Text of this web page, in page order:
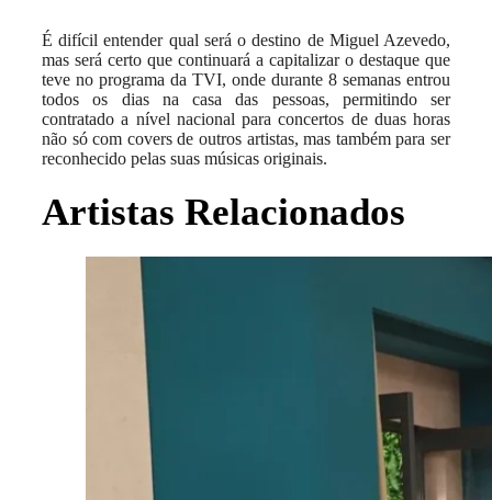
É difícil entender qual será o destino de Miguel Azevedo,
mas será certo que continuará a capitalizar o destaque que
teve no programa da TVI, onde durante 8 semanas entrou
todos os dias na casa das pessoas, permitindo ser
contratado a nível nacional para concertos de duas horas
não só com covers de outros artistas, mas também para ser
reconhecido pelas suas músicas originais.
Artistas Relacionados